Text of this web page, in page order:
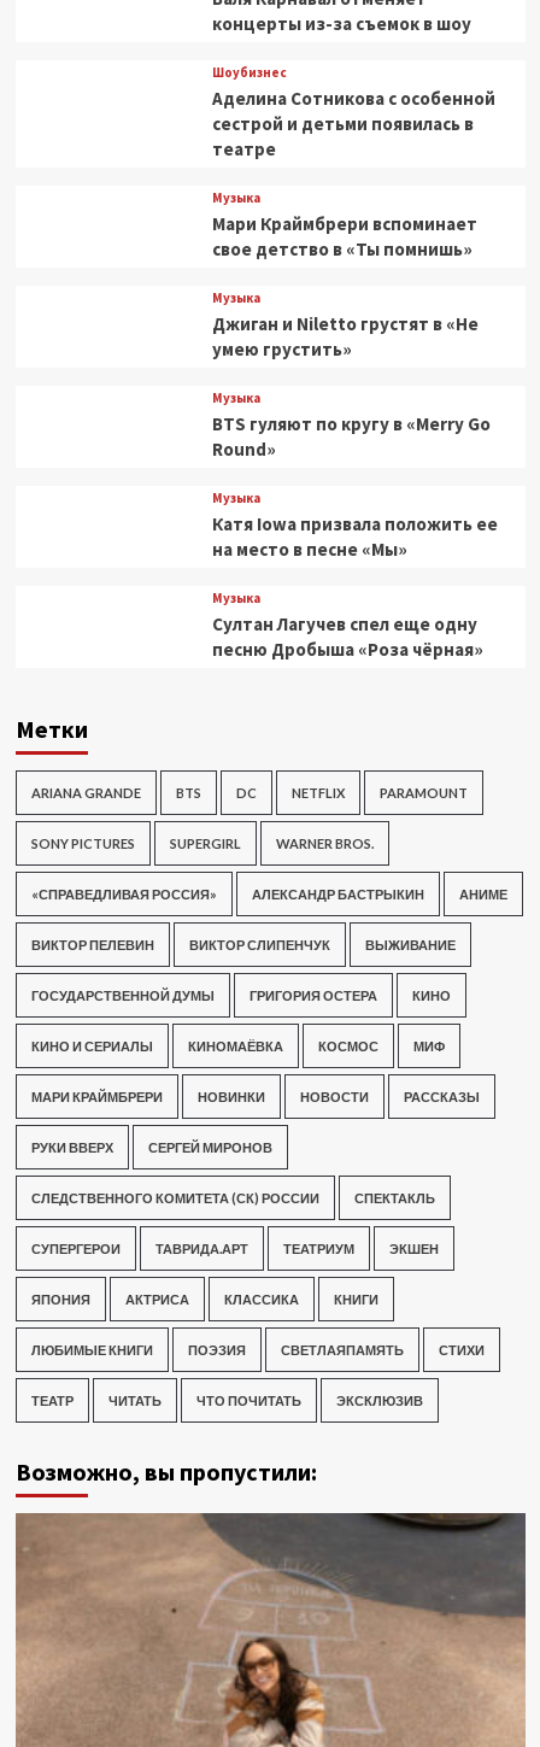
концерты из-за съемок в шоу
Шоубизнес
Аделина Сотникова с особенной
сестрой и детьми появилась в
театре
Музыка
Мари Краймбрери вспоминает
свое детство в «Ты помнишь»
Музыка
Джиган и Niletto грустят в «Не
умею грустить»
Музыка
BTS гуляют по кругу в «Merry Go
Round»
Музыка
Катя Iowa призвала положить ее
на место в песне «Мы»
Музыка
Султан Лагучев спел еще одну
песню Дробыша «Роза чёрная»
Метки
ARIANA GRANDE BTS DC NETFLIX PARAMOUNT
SONY PICTURES SUPERGIRL WARNER BROS.
«СПРАВЕДЛИВАЯ РОССИЯ» АЛЕКСАНДР БАСТРЫКИН АНИМЕ
ВИКТОР ПЕЛЕВИН ВИКТОР СЛИПЕНЧУК ВЫЖИВАНИЕ
ГОСУДАРСТВЕННОЙ ДУМЫ ГРИГОРИЯ ОСТЕРА КИНО
КИНО И СЕРИАЛЫ КИНОМАЁВКА КОСМОС МИФ
МАРИ КРАЙМБРЕРИ НОВИНКИ НОВОСТИ РАССКАЗЫ
РУКИ ВВЕРХ СЕРГЕЙ МИРОНОВ
СЛЕДСТВЕННОГО КОМИТЕТА (СК) РОССИИ СПЕКТАКЛЬ
СУПЕРГЕРОИ ТАВРИДА.АРТ ТЕАТРИУМ ЭКШЕН
ЯПОНИЯ АКТРИСА КЛАССИКА КНИГИ
ЛЮБИМЫЕ КНИГИ ПОЭЗИЯ СВЕТЛАЯПАМЯТЬ СТИХИ
ТЕАТР ЧИТАТЬ ЧТО ПОЧИТАТЬ ЭКСКЛЮЗИВ
Возможно, вы пропустили: